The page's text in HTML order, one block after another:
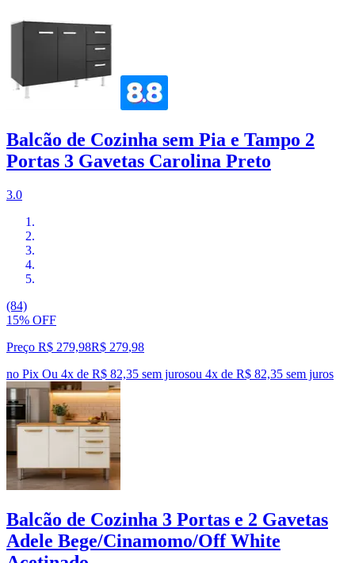
Balcão de Cozinha sem Pia e Tampo 2
Portas 3 Gavetas Carolina Preto
3.0
(84)
15% OFF
Preço R$ 279,98R$ 279,98
no Pix Ou 4x de R$ 82,35 sem jurosou 4x de R$ 82,35 sem juros
Balcão de Cozinha 3 Portas e 2 Gavetas
Adele Bege/Cinamomo/Off White